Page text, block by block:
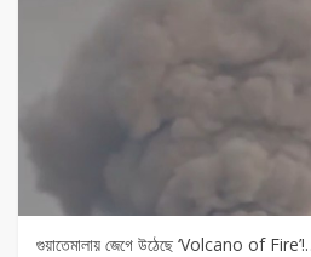
গুয়াতেমালায় জেগে উঠেছে ‘Volcano of